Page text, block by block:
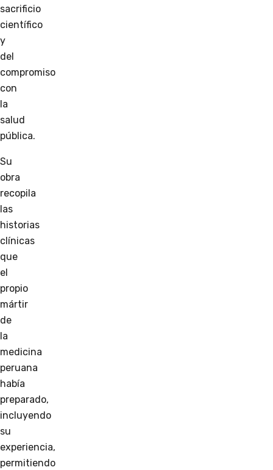
sacrificio
científico
y
del
compromiso
con
la
salud
pública.
Su
obra
recopila
las
historias
clínicas
que
el
propio
mártir
de
la
medicina
peruana
había
preparado,
incluyendo
su
experiencia,
permitiendo